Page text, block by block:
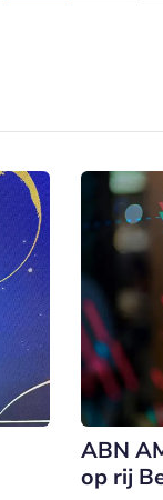
ABN
op rij